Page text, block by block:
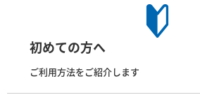
初めての方へ
ご利用方法をご紹介します